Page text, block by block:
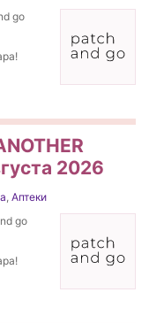
go
2026
, Аптеки
go